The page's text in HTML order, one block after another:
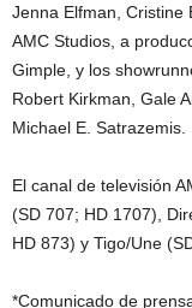
Jenna Elfman, Cristine
AMC Studios, a
Gimple, y los
Robert Kirkman, Gale
Michael E. Satrazemis.
El canal de televisión
(SD 707; HD 1707),
HD 873) y Tigo/Une
*Comunicado de